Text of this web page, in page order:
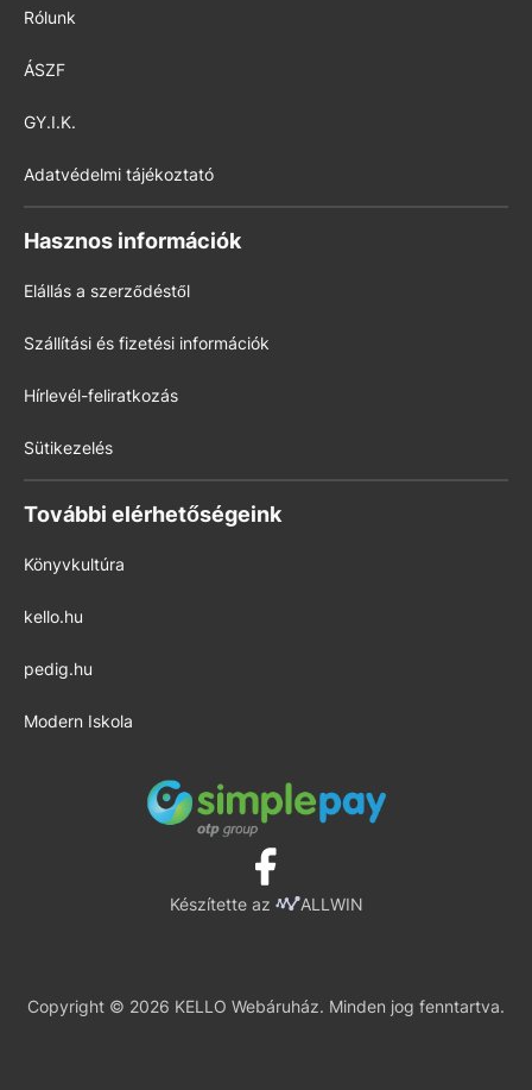
Rólunk
ÁSZF
GY.I.K.
Adatvédelmi tájékoztató
Hasznos információk
Elállás a szerződéstől
Szállítási és fizetési információk
Hírlevél-feliratkozás
Sütikezelés
További elérhetőségeink
Könyvkultúra
kello.hu
pedig.hu
Modern Iskola
Készítette az ALLWIN
Copyright © 2026 KELLO Webáruház. Minden jog fenntartva.